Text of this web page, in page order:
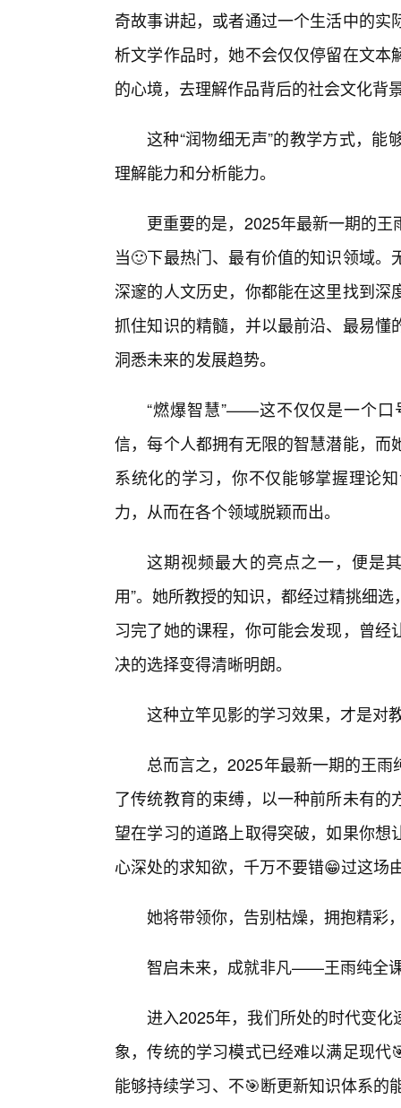
奇故事讲起，或者通过一个生活中的
析文学作品时，她不会仅仅停留在文
的心境，去理解作品背后的社会文化背
这种“润物细无声”的教学方式，
理解能力和分析能力。
更重要的是，2025年最新一期的
当🙂下最热门、最有价值的知识领域
深邃的人文历史，你都能在这里找到
抓住知识的精髓，并以最前沿、最易
洞悉未来的发展趋势。
“燃爆智慧”——这不仅仅是一个口
信，每个人都拥有无限的智慧潜能，
系统化的学习，你不仅能够掌握理论
力，从而在各个领域脱颖而出。
这期视频最大的亮点之一，便是
用”。她所教授的知识，都经过精挑细
习完了她的课程，你可能会发现，曾
决的选择变得清晰明朗。
这种立竿见影的学习效果，才是对
总而言之，2025年最新一期的王
了传统教育的束缚，以一种前所未有
望在学习的道路上取得突破，如果你
心深处的求知欲，千万不要错😁过这场
她将带领你，告别枯燥，拥抱精彩
智启未来，成就非凡——王雨纯全
进入2025年，我们所处的时代变
象，传统的学习模式已经难以满足现
能够持续学习、不🎯断更新知识体系的